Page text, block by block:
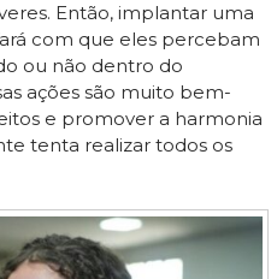
Então, implantar uma
com que eles percebam
ou não dentro do
ações são muito bem-
e promover a harmonia
tenta realizar todos os